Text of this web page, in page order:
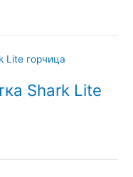
Shark Lite